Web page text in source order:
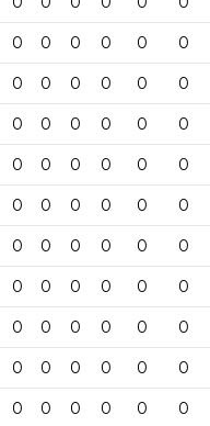
0 0 0 0 0 0
0 0 0 0 0 0
0 0 0 0 0 0
0 0 0 0 0 0
0 0 0 0 0 0
0 0 0 0 0 0
0 0 0 0 0 0
0 0 0 0 0 0
0 0 0 0 0 0
0 0 0 0 0 0